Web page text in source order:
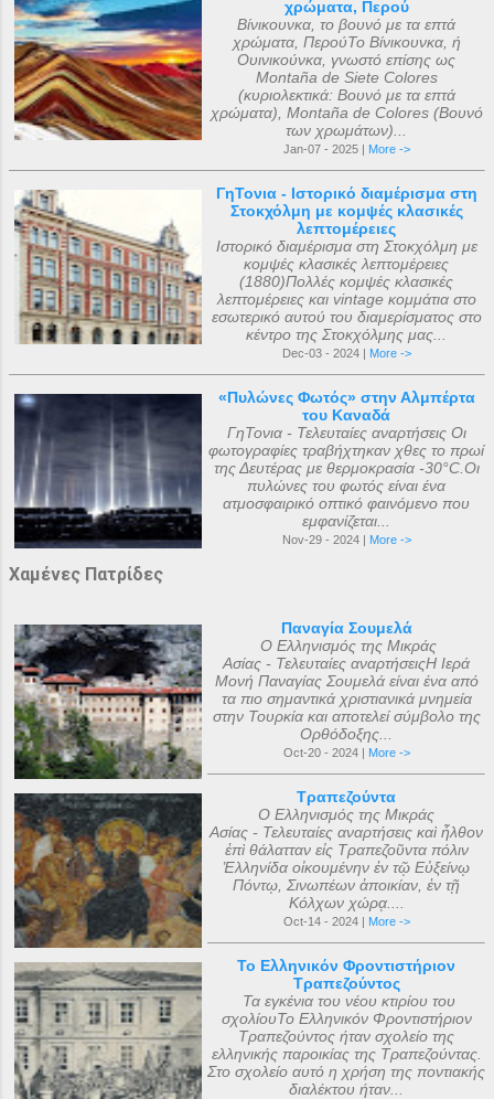
χρώματα, Περού
Βίνικουνκα, το βουνό με τα επτά
χρώματα, ΠερούΤο Βίνικουνκα, ή
Ουινικούνκα, γνωστό επίσης ως
Montaña de Siete Colores
(κυριολεκτικά: Βουνό με τα επτά
χρώματα), Montaña de Colores (Βουνό
των χρωμάτων)...
Jan-07 - 2025 | More ->
ΓηΤονια - Ιστορικό διαμέρισμα στη
Στοκχόλμη με κομψές κλασικές
λεπτομέρειες
Ιστορικό διαμέρισμα στη Στοκχόλμη με
κομψές κλασικές λεπτομέρειες
(1880)Πολλές κομψές κλασικές
λεπτομέρειες και vintage κομμάτια στο
εσωτερικό αυτού του διαμερίσματος στο
κέντρο της Στοκχόλμης μας...
Dec-03 - 2024 | More ->
«Πυλώνες Φωτός» στην Αλμπέρτα
του Καναδά
ΓηΤονια - Τελευταίες αναρτήσεις Οι
φωτογραφίες τραβήχτηκαν χθες το πρωί
της Δευτέρας με θερμοκρασία -30°C.Οι
πυλώνες του φωτός είναι ένα
ατμοσφαιρικό οπτικό φαινόμενο που
εμφανίζεται...
Nov-29 - 2024 | More ->
Χαμένες Πατρίδες
Παναγία Σουμελά
Ο Ελληνισμός της Μικράς
Ασίας - Τελευταίες αναρτήσειςΗ Ιερά
Μονή Παναγίας Σουμελά είναι ένα από
τα πιο σημαντικά χριστιανικά μνημεία
στην Τουρκία και αποτελεί σύμβολο της
Ορθόδοξης...
Oct-20 - 2024 | More ->
Τραπεζούντα
Ο Ελληνισμός της Μικράς
Ασίας - Τελευταίες αναρτήσεις καὶ ἦλθον
ἐπὶ θάλατταν εἰς Τραπεζοῦντα πόλιν
Ἑλληνίδα οἰκουμένην ἐν τῷ Εὐξείνῳ
Πόντῳ, Σινωπέων ἀποικίαν, ἐν τῇ
Κόλχων χώρᾳ....
Oct-14 - 2024 | More ->
Το Ελληνικόν Φροντιστήριον
Τραπεζούντος
Τα εγκένια του νέου κτιρίου του
σχολίουΤο Ελληνικόν Φροντιστήριον
Τραπεζούντος ήταν σχολείο της
ελληνικής παροικίας της Τραπεζούντας.
Στο σχολείο αυτό η χρήση της ποντιακής
διαλέκτου ήταν...